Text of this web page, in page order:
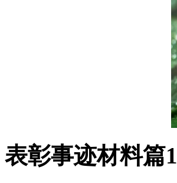
表彰事迹材料篇1